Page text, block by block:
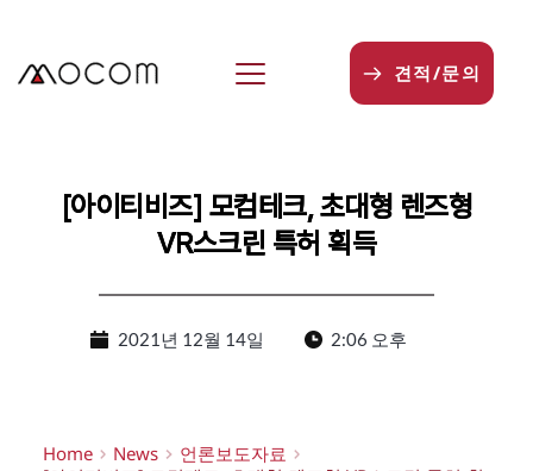
견적/문의
[아이티비즈] 모컴테크, 초대형 렌즈형
VR스크린 특허 획득
2021년 12월 14일 2:06 오후
Home News
언론보도자료